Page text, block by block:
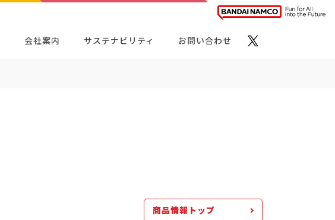
会社案内 サステナビリティ お問い合わせ
商品情報トップ